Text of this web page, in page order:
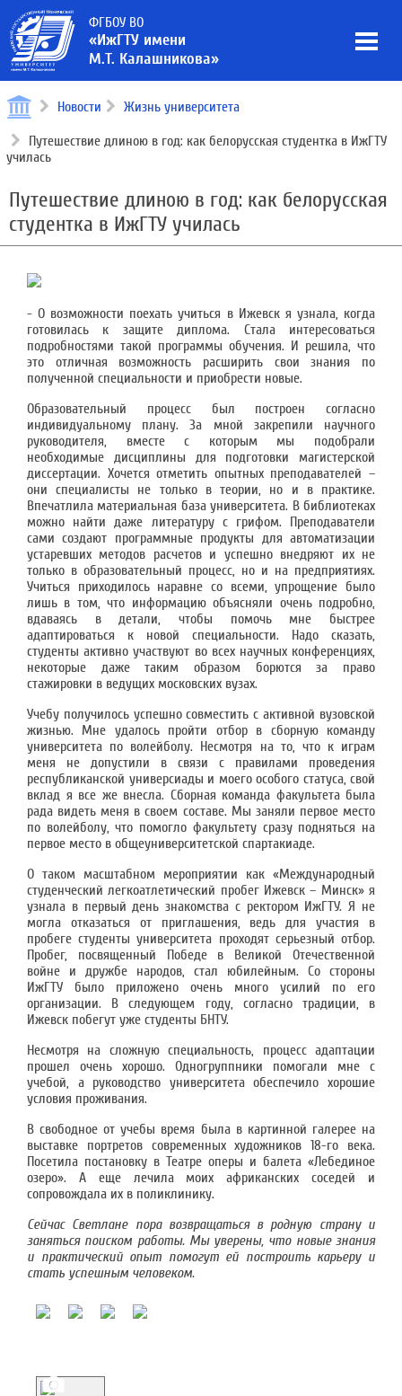
ФГБОУ ВО
«ИжГТУ имени
М.Т. Калашникова»
Новости Жизнь университета
Путешествие длиною в год: как белорусская студентка в ИжГТУ
училась
Путешествие длиною в год: как белорусская
студентка в ИжГТУ училась
- О возможности поехать учиться в Ижевск я узнала, когда
готовилась к защите диплома. Стала интересоваться
подробностями такой программы обучения. И решила, что
это отличная возможность расширить свои знания по
полученной специальности и приобрести новые.
Образовательный процесс был построен согласно
индивидуальному плану. За мной закрепили научного
руководителя, вместе с которым мы подобрали
необходимые дисциплины для подготовки магистерской
диссертации. Хочется отметить опытных преподавателей –
они специалисты не только в теории, но и в практике.
Впечатлила материальная база университета. В библиотеках
можно найти даже литературу с грифом. Преподаватели
сами создают программные продукты для автоматизации
устаревших методов расчетов и успешно внедряют их не
только в образовательный процесс, но и на предприятиях.
Учиться приходилось наравне со всеми, упрощение было
лишь в том, что информацию объясняли очень подробно,
вдаваясь в детали, чтобы помочь мне быстрее
адаптироваться к новой специальности. Надо сказать,
студенты активно участвуют во всех научных конференциях,
некоторые даже таким образом борются за право
стажировки в ведущих московских вузах.
Учебу получилось успешно совместить с активной вузовской
жизнью. Мне удалось пройти отбор в сборную команду
университета по волейболу. Несмотря на то, что к играм
меня не допустили в связи с правилами проведения
республиканской универсиады и моего особого статуса, свой
вклад я все же внесла. Сборная команда факультета была
рада видеть меня в своем составе. Мы заняли первое место
по волейболу, что помогло факультету сразу подняться на
первое место в общеуниверситетской спартакиаде.
О таком масштабном мероприятии как «Международный
студенческий легкоатлетический пробег Ижевск – Минск» я
узнала в первый день знакомства с ректором ИжГТУ. Я не
могла отказаться от приглашения, ведь для участия в
пробеге студенты университета проходят серьезный отбор.
Пробег, посвященный Победе в Великой Отечественной
войне и дружбе народов, стал юбилейным. Со стороны
ИжГТУ было приложено очень много усилий по его
организации. В следующем году, согласно традиции, в
Ижевск побегут уже студенты БНТУ.
Несмотря на сложную специальность, процесс адаптации
прошел очень хорошо. Одногруппники помогали мне с
учебой, а руководство университета обеспечило хорошие
условия проживания.
В свободное от учебы время была в картинной галерее на
выставке портретов современных художников 18-го века.
Посетила постановку в Театре оперы и балета «Лебединое
озеро». А еще лечила моих африканских соседей и
сопровождала их в поликлинику.
Сейчас Светлане пора возвращаться в родную страну и
заняться поиском работы. Мы уверены, что новые знания
и практический опыт помогут ей построить карьеру и
стать успешным человеком.